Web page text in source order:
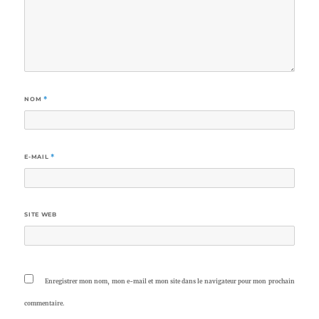
NOM *
E-MAIL *
SITE WEB
Enregistrer mon nom, mon e-mail et mon site dans le navigateur pour mon prochain
commentaire.